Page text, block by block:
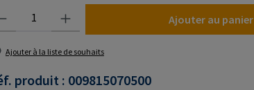
Ajouter au panier
Ajouter à la liste de souhaits
produit : 009815070500